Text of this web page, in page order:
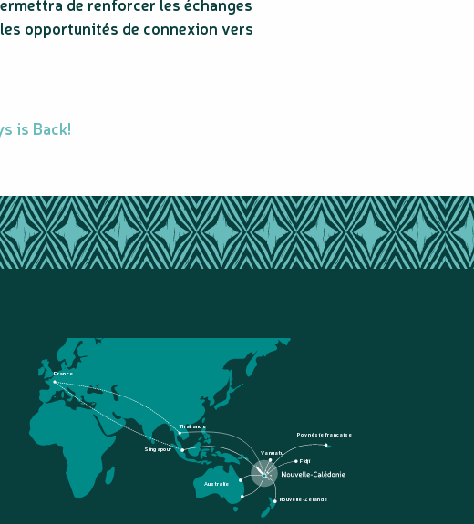
opportunités de connexion vers
is Back!
France
Polynésie française
Fidji
Nouvelle-Zélande
Australie
Singapour
Thaïlande
Vanuatu